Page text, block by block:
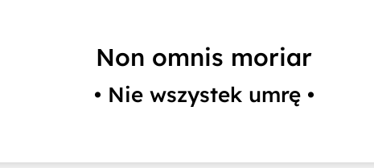
Non omnis moriar
• Nie wszystek umrę •